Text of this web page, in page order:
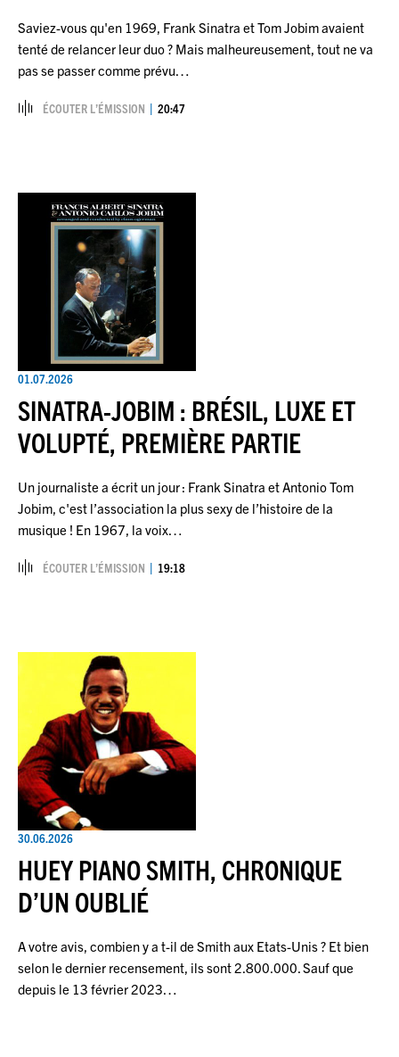
Saviez-vous qu'en 1969, Frank Sinatra et Tom Jobim avaient
tenté de relancer leur duo ? Mais malheureusement, tout ne va
pas se passer comme prévu…
ÉCOUTER L’ÉMISSION 20:47
01.07.2026
SINATRA-JOBIM : BRÉSIL, LUXE ET
VOLUPTÉ, PREMIÈRE PARTIE
Un journaliste a écrit un jour : Frank Sinatra et Antonio Tom
Jobim, c'est l’association la plus sexy de l’histoire de la
musique ! En 1967, la voix…
ÉCOUTER L’ÉMISSION 19:18
30.06.2026
HUEY PIANO SMITH, CHRONIQUE
D’UN OUBLIÉ
A votre avis, combien y a t-il de Smith aux Etats-Unis ? Et bien
selon le dernier recensement, ils sont 2.800.000. Sauf que
depuis le 13 février 2023…